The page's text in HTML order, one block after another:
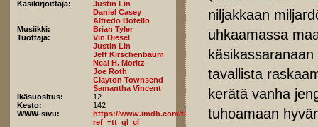
Käsikirjoittaja:
Justin Lin
Daniel Casey
Alfredo Botello
Musiikki:
Brian Tyler
Tuottaja:
Vin Diesel
Justin Lin
Jeff Kirschenbaum
Neal H. Moritz
Joe Roth
Clayton Townsend
Samantha Vincent
Ikäsuositus:
12
Kesto:
142
WWW-sivu:
https://www.imdb.com/title/tt5433138/fullcredits/?
ref_=tt_ql_cl
niljakkaan
uhkaamassa
tavallista
kerätä vanha
tuhoamaan